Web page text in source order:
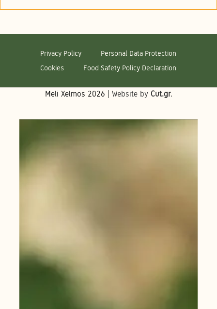
Privacy Policy
Personal Data Protection
Cookies
Food Safety Policy Declaration
Meli Xelmos 2026 | Website by Cut.gr.